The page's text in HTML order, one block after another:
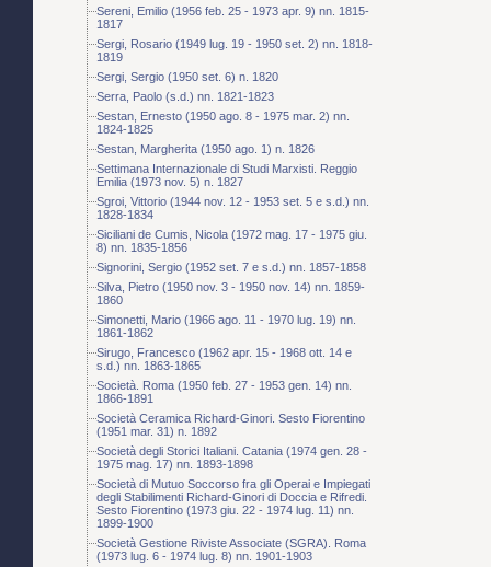
Sereni, Emilio (1956 feb. 25 - 1973 apr. 9) nn. 1815-
1817
Sergi, Rosario (1949 lug. 19 - 1950 set. 2) nn. 1818-
1819
Sergi, Sergio (1950 set. 6) n. 1820
Serra, Paolo (s.d.) nn. 1821-1823
Sestan, Ernesto (1950 ago. 8 - 1975 mar. 2) nn.
1824-1825
Sestan, Margherita (1950 ago. 1) n. 1826
Settimana Internazionale di Studi Marxisti. Reggio
Emilia (1973 nov. 5) n. 1827
Sgroi, Vittorio (1944 nov. 12 - 1953 set. 5 e s.d.) nn.
1828-1834
Siciliani de Cumis, Nicola (1972 mag. 17 - 1975 giu.
8) nn. 1835-1856
Signorini, Sergio (1952 set. 7 e s.d.) nn. 1857-1858
Silva, Pietro (1950 nov. 3 - 1950 nov. 14) nn. 1859-
1860
Simonetti, Mario (1966 ago. 11 - 1970 lug. 19) nn.
1861-1862
Sirugo, Francesco (1962 apr. 15 - 1968 ott. 14 e
s.d.) nn. 1863-1865
Società. Roma (1950 feb. 27 - 1953 gen. 14) nn.
1866-1891
Società Ceramica Richard-Ginori. Sesto Fiorentino
(1951 mar. 31) n. 1892
Società degli Storici Italiani. Catania (1974 gen. 28 -
1975 mag. 17) nn. 1893-1898
Società di Mutuo Soccorso fra gli Operai e Impiegati
degli Stabilimenti Richard-Ginori di Doccia e Rifredi.
Sesto Fiorentino (1973 giu. 22 - 1974 lug. 11) nn.
1899-1900
Società Gestione Riviste Associate (SGRA). Roma
(1973 lug. 6 - 1974 lug. 8) nn. 1901-1903